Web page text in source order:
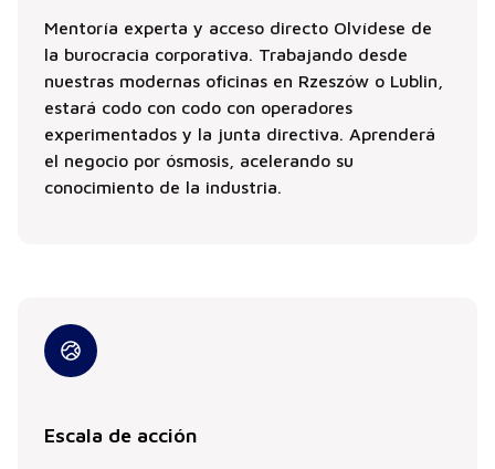
Mentoría experta y acceso directo Olvídese de
la burocracia corporativa. Trabajando desde
nuestras modernas oficinas en Rzeszów o Lublin,
estará codo con codo con operadores
experimentados y la junta directiva. Aprenderá
el negocio por ósmosis, acelerando su
conocimiento de la industria.
Escala de acción